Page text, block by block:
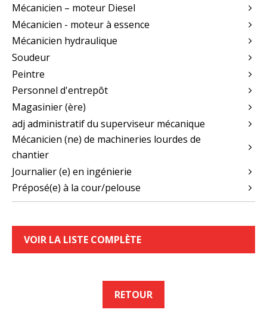
Mécanicien – moteur Diesel
Mécanicien - moteur à essence
Mécanicien hydraulique
Soudeur
Peintre
Personnel d'entrepôt
Magasinier (ère)
adj administratif du superviseur mécanique
Mécanicien (ne) de machineries lourdes de
chantier
Journalier (e) en ingénierie
Préposé(e) à la cour/pelouse
VOIR LA LISTE COMPLÈTE
RETOUR